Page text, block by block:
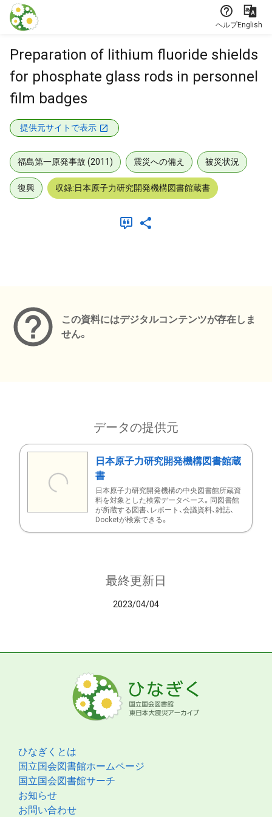
本文に飛ぶ
ヘルプEnglish
Preparation of lithium fluoride shields
for phosphate glass rods in personnel
film badges
提供元サイトで表示
福島第一原発事故 (2011) 震災への備え 被災状況
復興 収録:日本原子力研究開発機構図書館蔵書
この資料にはデジタルコンテンツが存在しま
せん。
データの提供元
日本原子力研究開発機構図書館蔵
書
日本原子力研究開発機構の中央図書館所蔵資
料を対象とした検索データベース。同図書館
が所蔵する図書、レポート、会議資料、雑誌、
Docketが検索できる。
最終更新日
2023/04/04
ひなぎくとは
国立国会図書館ホームページ
国立国会図書館サーチ
お知らせ
お問い合わせ